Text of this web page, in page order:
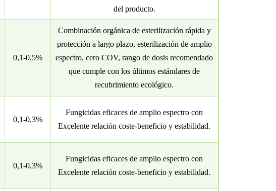
del producto.
0,1-0,5%
Combinación orgánica de esterilización rápida y
protección a largo plazo, esterilización de amplio
espectro, cero COV, rango de dosis recomendado
que cumple con los últimos estándares de
recubrimiento ecológico.
0,1-0,3%
Fungicidas eficaces de amplio espectro con
Excelente relación coste-beneficio y estabilidad.
0,1-0,3%
Fungicidas eficaces de amplio espectro con
Excelente relación coste-beneficio y estabilidad.